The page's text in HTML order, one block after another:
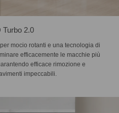
Turbo 2.0
mocio rotanti e una tecnologia di
efficacemente le macchie più
efficace rimozione e
impeccabili.